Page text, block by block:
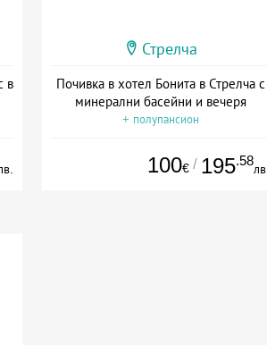
в
Стрелча
Почивка в хотел Бонита в Стрелча с
минерални басейни и вечеря
+ полупансион
100€ / 195.58
лв.